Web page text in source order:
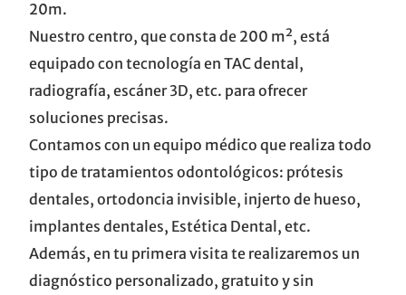
20m.
Nuestro centro, que consta de 200 m², está
equipado con tecnología en TAC dental,
radiografía, escáner 3D, etc. para ofrecer
soluciones precisas.
Contamos con un equipo médico que realiza todo
tipo de tratamientos odontológicos: prótesis
dentales, ortodoncia invisible, injerto de hueso,
implantes dentales, Estética Dental, etc.
Además, en tu primera visita te realizaremos un
diagnóstico personalizado, gratuito y sin